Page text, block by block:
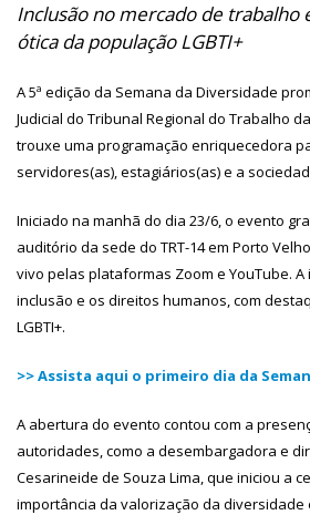
Inclusão no mercado de trabalho
ótica da população LGBTI+
A 5ª edição da Semana da Diversidade
Judicial do Tribunal Regional do Trabalho da
trouxe uma programação enriquecedora
servidores(as), estagiários(as) e a
Iniciado na manhã do dia 23/6, o evento
auditório da sede do TRT-14 em Porto
vivo pelas plataformas Zoom e YouTube.
inclusão e os direitos humanos, com
LGBTI+.
>> Assista aqui o primeiro dia da
A abertura do evento contou com a
autoridades, como a desembargadora e
Cesarineide de Souza Lima, que iniciou a
importância da valorização da diversidade